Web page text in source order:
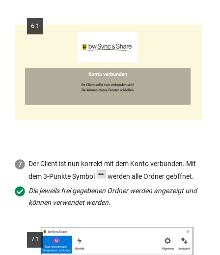
6.1
Der Client ist nun korrekt mit dem Konto verbunden. Mit
dem 3-Punkte Symbol
werden alle Ordner geöffnet.
Die jeweils frei gegebenen Ordner werden angezeigt und
können verwendet werden.
7.1